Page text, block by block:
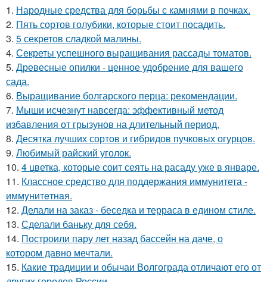
1. Народные средства для борьбы с камнями в почках.
2. Пять сортов голубики, которые стоит посадить.
3. 5 секретов сладкой малины.
4. Секреты успешного выращивания рассады томатов.
5. Древесные опилки - ценное удобрение для вашего
сада.
6. Выращивание болгарского перца: рекомендации.
7. Мыши исчезнут навсегда: эффективный метод
избавления от грызунов на длительный период.
8. Десятка лучших сортов и гибридов пучковых огурцов.
9. Любимый райский уголок.
10. 4 цветка, которые соит сеять на расаду уже в январе.
11. Классное средство для поддержания иммунитета -
иммyнитeтнaя.
12. Делали на заказ - беседка и терраса в едином стиле.
13. Сделали баньку для себя.
14. Построили пару лет назад бассейн на даче, о
котором давно мечтали.
15. Какие традиции и обычаи Волгограда отличают его от